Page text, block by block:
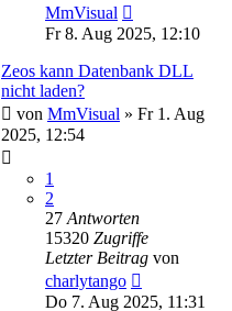
MmVisual
Fr 8. Aug 2025, 12:10
Zeos kann Datenbank DLL
nicht laden?
von MmVisual » Fr 1. Aug
2025, 12:54
1
2
27 Antworten
15320 Zugriffe
Letzter Beitrag von
charlytango
Do 7. Aug 2025, 11:31